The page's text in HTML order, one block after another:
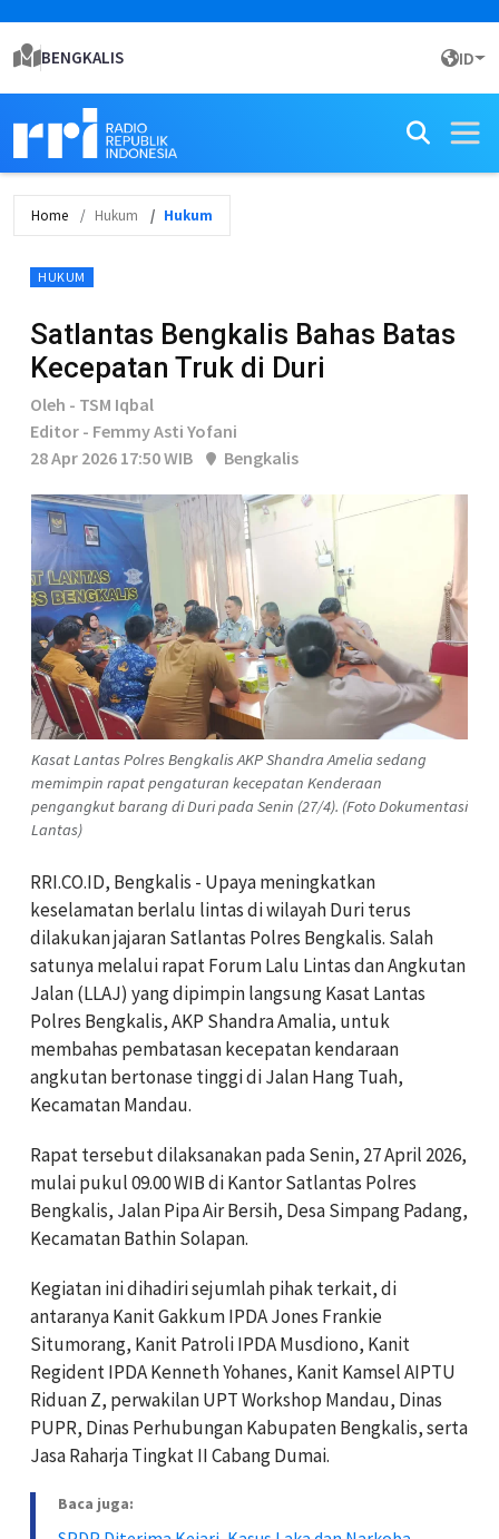
BENGKALIS ID
Home Hukum Hukum
HUKUM
Satlantas Bengkalis Bahas Batas
Kecepatan Truk di Duri
Oleh - TSM Iqbal
Editor - Femmy Asti Yofani
28 Apr 2026 17:50 WIB
Bengkalis
Kasat Lantas Polres Bengkalis AKP Shandra Amelia sedang
memimpin rapat pengaturan kecepatan Kenderaan
pengangkut barang di Duri pada Senin (27/4). (Foto Dokumentasi
Lantas)
RRI.CO.ID, Bengkalis - Upaya meningkatkan
keselamatan berlalu lintas di wilayah Duri terus
dilakukan jajaran Satlantas Polres Bengkalis. Salah
satunya melalui rapat Forum Lalu Lintas dan Angkutan
Jalan (LLAJ) yang dipimpin langsung Kasat Lantas
Polres Bengkalis, AKP Shandra Amalia, untuk
membahas pembatasan kecepatan kendaraan
angkutan bertonase tinggi di Jalan Hang Tuah,
Kecamatan Mandau.
Rapat tersebut dilaksanakan pada Senin, 27 April 2026,
mulai pukul 09.00 WIB di Kantor Satlantas Polres
Bengkalis, Jalan Pipa Air Bersih, Desa Simpang Padang,
Kecamatan Bathin Solapan.
Kegiatan ini dihadiri sejumlah pihak terkait, di
antaranya Kanit Gakkum IPDA Jones Frankie
Situmorang, Kanit Patroli IPDA Musdiono, Kanit
Regident IPDA Kenneth Yohanes, Kanit Kamsel AIPTU
Riduan Z, perwakilan UPT Workshop Mandau, Dinas
PUPR, Dinas Perhubungan Kabupaten Bengkalis, serta
Jasa Raharja Tingkat II Cabang Dumai.
Baca juga: